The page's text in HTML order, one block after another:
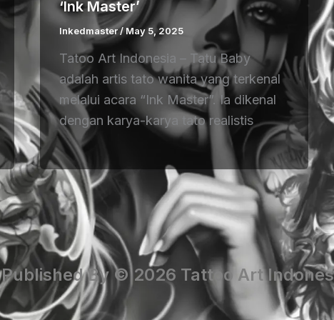
‘Ink Master’
Inkedmaster/May 5, 2025
Tatoo Art Indonesia – Tatu Baby
adalah artis tato wanita yang terkenal
melalui acara “Ink Master”. Ia dikenal
dengan karya-karya tato realistis
Published By © 2026 Tattoo Art